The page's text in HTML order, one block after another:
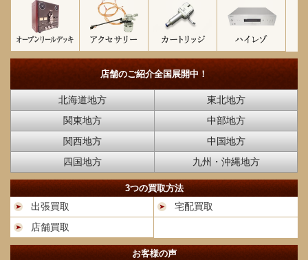
店舗のご紹介全国展開中！
北海道地方
東北地方
関東地方
中部地方
関西地方
中国地方
四国地方
九州・沖縄地方
3つの買取方法
出張買取
宅配買取
店舗買取
お客様の声